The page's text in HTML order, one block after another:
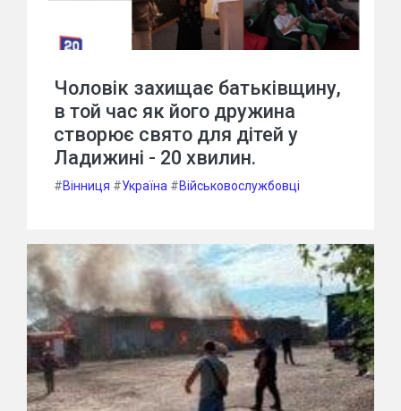
Чоловік захищає батьківщину,
в той час як його дружина
створює свято для дітей у
Ладижині - 20 хвилин.
#Вінниця #Україна #Військовослужбовці